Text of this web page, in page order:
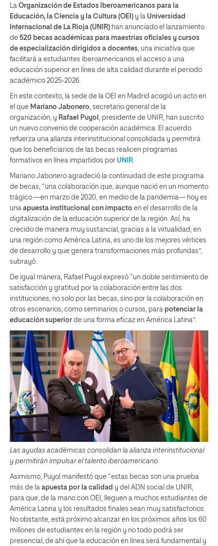
La Organización de Estados Iberoamericanos para la
Educación, la Ciencia y la Cultura (OEI) y la Universidad
Internacional de La Rioja (UNIR) han anunciado el lanzamiento
de 520 becas académicas para maestrías oficiales y cursos
de especialización dirigidos a docentes , una iniciativa que
facilitará a estudiantes iberoamericanos el acceso a una
educación superior en línea de alta calidad durante el periodo
académico 2025‑2026.
En este contexto, la sede de la OEI en Madrid acogió un acto en
el que Mariano Jabonero , secretario general de la
organización, y Rafael Puyol
, presidente de UNIR, han suscrito
un nuevo convenio de cooperación académica. El acuerdo
refuerza una alianza interinstitucional consolidada y permitirá
que los beneficiarios de las becas realicen programas
formativos en línea impartidos por UNIR
Mariano Jabonero agradeció la continuidad de este programa
de becas, “una colaboración que, aunque nació en un momento
trágico —en marzo de 2020, en medio de la pandemia— hoy es
una apuesta institucional con impacto en el desarrollo de la
digitalización de la educación superior de la región. Así, ha
crecido de manera muy sustancial, gracias a la virtualidad; en
una región como América Latina, es uno de los mejores vértices
de desarrollo y que genera transformaciones más profundas”,
subrayó.
De igual manera, Rafael Puyol expresó “un doble sentimiento de
satisfacción y gratitud por la colaboración entre las dos
instituciones, no solo por las becas, sino por la colaboración en
otros escenarios, como seminarios o cursos, para potenciar la
educación superior de una forma eficaz en América Latina”.
Las ayudas académicas consolidan la alianza interinstitucional
y permitirán impulsar el talento iberoamericano.
Asimismo, Puyol manifestó que “estas becas son una prueba
más de la apuesta por la calidad y del ADN social de UNIR,
para que, de la mano con OEI, lleguen a muchos estudiantes de
América Latina y los resultados finales sean muy satisfactorios.
No obstante, está próximo alcanzar en los próximos años los 60
millones de estudiantes en la región y no todo podrá ser
presencial; de ahí que la educación en línea será fundamental y